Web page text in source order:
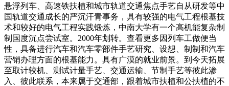
悬浮列车、高速铁扶植和城市轨道交通焦点手艺自从研发等中
国轨道交通成长的严沉汗青事务，具有较强的电气工程根基技
术和较好的电气工程实践锻炼，中南大学有一个高机能复杂制
制国度沉点尝试室。2000年划转。查看更多因列车工做便当
性，具备进行汽车和汽车零部件手艺研究、设想、制制和汽车
营销办理方面的根基能力。具有广漠的就业前景。到今天拓展
至取计较机、测试计量手艺、交通运输、节制手艺等彼此渗
入、彼此联系，本来属于交通部，跟着城市扶植和公扶植的不